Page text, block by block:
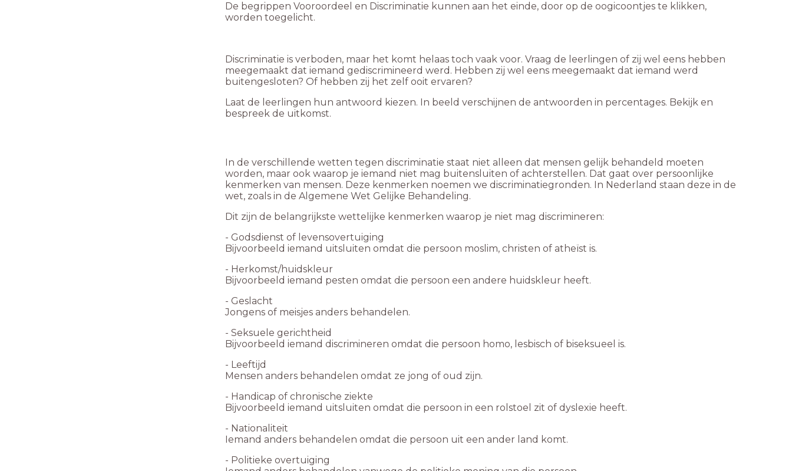
De begrippen Vooroordeel en Discriminatie kunnen aan het einde, door op de oogicoontjes te klikken,
worden toegelicht.
Discriminatie is verboden, maar het komt helaas toch vaak voor. Vraag de leerlingen of zij wel eens hebben
meegemaakt dat iemand gediscrimineerd werd. Hebben zij wel eens meegemaakt dat iemand werd
buitengesloten? Of hebben zij het zelf ooit ervaren?
Laat de leerlingen hun antwoord kiezen. In beeld verschijnen de antwoorden in percentages. Bekijk en
bespreek de uitkomst.
In de verschillende wetten tegen discriminatie staat niet alleen dat mensen gelijk behandeld moeten
worden, maar ook waarop je iemand niet mag buitensluiten of achterstellen. Dat gaat over persoonlijke
kenmerken van mensen. Deze kenmerken noemen we discriminatiegronden. In Nederland staan deze in de
wet, zoals in de Algemene Wet Gelijke Behandeling.
Dit zijn de belangrijkste wettelijke kenmerken waarop je niet mag discrimineren:
- Godsdienst of levensovertuiging
Bijvoorbeeld iemand uitsluiten omdat die persoon moslim, christen of atheïst is.
- Herkomst/huidskleur
Bijvoorbeeld iemand pesten omdat die persoon een andere huidskleur heeft.
- Geslacht
Jongens of meisjes anders behandelen.
- Seksuele gerichtheid
Bijvoorbeeld iemand discrimineren omdat die persoon homo, lesbisch of biseksueel is.
- Leeftijd
Mensen anders behandelen omdat ze jong of oud zijn.
- Handicap of chronische ziekte
Bijvoorbeeld iemand uitsluiten omdat die persoon in een rolstoel zit of dyslexie heeft.
- Nationaliteit
Iemand anders behandelen omdat die persoon uit een ander land komt.
- Politieke overtuiging